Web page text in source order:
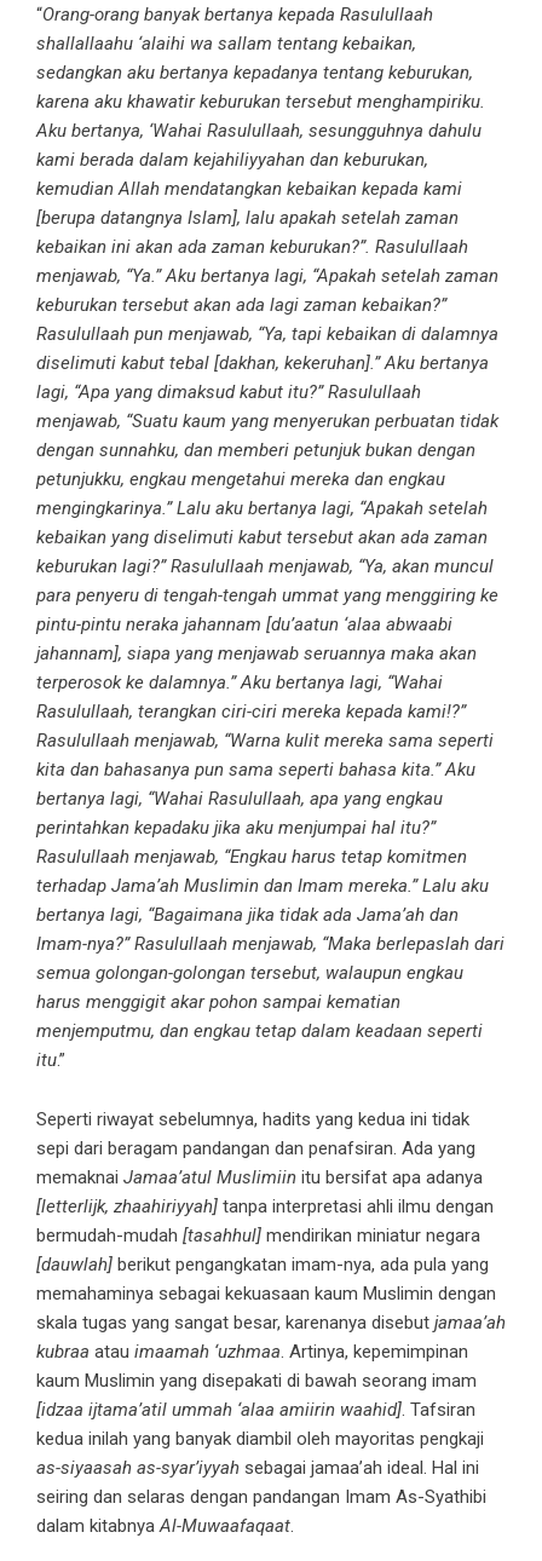
“Orang-orang banyak bertanya kepada Rasulullaah
shallallaahu ‘alaihi wa sallam tentang kebaikan,
sedangkan aku bertanya kepadanya tentang keburukan,
karena aku khawatir keburukan tersebut menghampiriku.
Aku bertanya, ‘Wahai Rasulullaah, sesungguhnya dahulu
kami berada dalam kejahiliyyahan dan keburukan,
kemudian Allah mendatangkan kebaikan kepada kami
[berupa datangnya Islam], lalu apakah setelah zaman
kebaikan ini akan ada zaman keburukan?”. Rasulullaah
menjawab, “Ya.” Aku bertanya lagi, “Apakah setelah zaman
keburukan tersebut akan ada lagi zaman kebaikan?”
Rasulullaah pun menjawab, “Ya, tapi kebaikan di dalamnya
diselimuti kabut tebal [dakhan, kekeruhan].” Aku bertanya
lagi, “Apa yang dimaksud kabut itu?” Rasulullaah
menjawab, “Suatu kaum yang menyerukan perbuatan tidak
dengan sunnahku, dan memberi petunjuk bukan dengan
petunjukku, engkau mengetahui mereka dan engkau
mengingkarinya.” Lalu aku bertanya lagi, “Apakah setelah
kebaikan yang diselimuti kabut tersebut akan ada zaman
keburukan lagi?” Rasulullaah menjawab, “Ya, akan muncul
para penyeru di tengah-tengah ummat yang menggiring ke
pintu-pintu neraka jahannam [du’aatun ‘alaa abwaabi
jahannam], siapa yang menjawab seruannya maka akan
terperosok ke dalamnya.” Aku bertanya lagi, “Wahai
Rasulullaah, terangkan ciri-ciri mereka kepada kami!?”
Rasulullaah menjawab, “Warna kulit mereka sama seperti
kita dan bahasanya pun sama seperti bahasa kita.” Aku
bertanya lagi, “Wahai Rasulullaah, apa yang engkau
perintahkan kepadaku jika aku menjumpai hal itu?”
Rasulullaah menjawab, “Engkau harus tetap komitmen
terhadap Jama’ah Muslimin dan Imam mereka.” Lalu aku
bertanya lagi, “Bagaimana jika tidak ada Jama’ah dan
Imam-nya?” Rasulullaah menjawab, “Maka berlepaslah dari
semua golongan-golongan tersebut, walaupun engkau
harus menggigit akar pohon sampai kematian
menjemputmu, dan engkau tetap dalam keadaan seperti
itu.”
Seperti riwayat sebelumnya, hadits yang kedua ini tidak
sepi dari beragam pandangan dan penafsiran. Ada yang
memaknai Jamaa’atul Muslimiin itu bersifat apa adanya
[letterlijk, zhaahiriyyah] tanpa interpretasi ahli ilmu dengan
bermudah-mudah [tasahhul] mendirikan miniatur negara
[dauwlah] berikut pengangkatan imam-nya, ada pula yang
memahaminya sebagai kekuasaan kaum Muslimin dengan
skala tugas yang sangat besar, karenanya disebut jamaa’ah
kubraa atau imaamah ‘uzhmaa. Artinya, kepemimpinan
kaum Muslimin yang disepakati di bawah seorang imam
[idzaa ijtama’atil ummah ‘alaa amiirin waahid]. Tafsiran
kedua inilah yang banyak diambil oleh mayoritas pengkaji
as-siyaasah as-syar’iyyah sebagai jamaa’ah ideal. Hal ini
seiring dan selaras dengan pandangan Imam As-Syathibi
dalam kitabnyaAl-Muwaafaqaat.